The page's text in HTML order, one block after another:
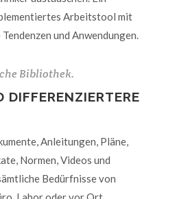
Arbeitstool mit
und Anwendungen.
Bibliothek.
DIFFERENZIERTERE
Anleitungen, Pläne,
Normen, Videos und
Bedürfnisse von